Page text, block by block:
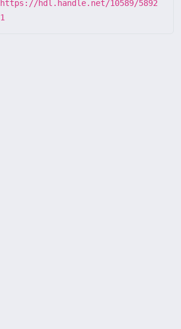
https://hdl.handle.net/10589/5892
1